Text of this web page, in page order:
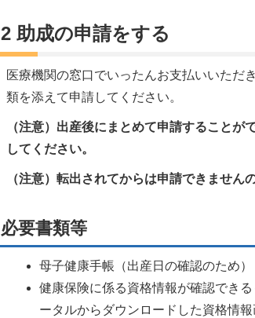
2 助成の申請をする
医療機関の窓口でいったんお支払いいただ
類を添えて申請してください。
（注意）出産後にまとめて申請すること
してください。
（注意）転出されてからは申請できません
必要書類等
母子健康手帳（出産日の確認のため）
健康保険に係る資格情報が確認でき
ータルからダウンロードした資格情報